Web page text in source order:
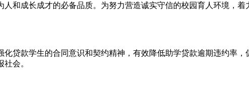
和成长成才的必备品质。为努力营造诚实守信的校园育人环境，
贷款学生的合同意识和契约精神，有效降低助学贷款逾期违约率，
会。